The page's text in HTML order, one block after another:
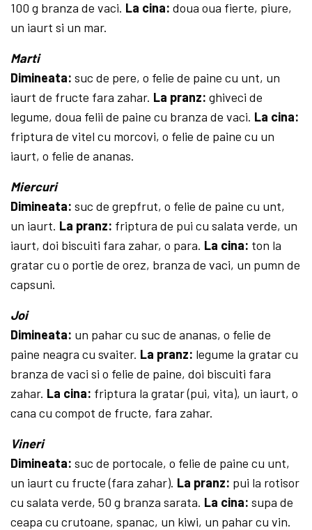
100 g bran­za de vaci. La cina:doua oua fierte, piure,
un iaurt si un mar.
Marti
Dimineata: suc de pere, o felie de paine cu unt, un
iaurt de fructe fara zahar. La pranz:ghiveci de
legume, doua felii de paine cu branza de vaci. La cina:
friptura de vitel cu morcovi, o felie de paine cu un
iaurt, o felie de ananas.
Miercuri
Dimineata: suc de grepfrut, o felie de paine cu unt,
un iaurt. La pranz: friptura de pui cu salata verde, un
iaurt, doi biscuiti fara zahar, o para. La cina: ton la
gratar cu o portie de orez, branza de vaci, un pumn de
capsuni.
Joi
Dimineata: un pahar cu suc de ananas, o felie de
paine neagra cu svaiter. La pranz: legume la gratar cu
branza de vaci si o felie de paine, doi biscuiti fara
zahar. La cina: friptura la gratar (pui, vita), un iaurt, o
cana cu compot de fructe, fara zahar.
Vineri
Dimineata:suc de portocale, o felie de paine cu unt,
un iaurt cu fructe (fara zahar). La pranz: pui la rotisor
cu salata verde, 50 g branza sarata. La cina: supa de
ceapa cu crutoane, spanac, un kiwi, un pahar cu vin.